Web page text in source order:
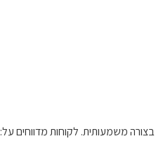
משמעותית. לקוחות מדווחים על: